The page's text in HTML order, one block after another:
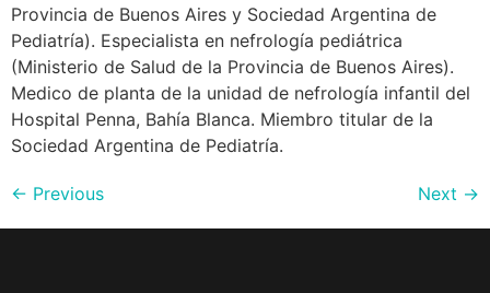
Provincia de Buenos Aires y Sociedad Argentina de
Pediatría). Especialista en nefrología pediátrica
(Ministerio de Salud de la Provincia de Buenos Aires).
Medico de planta de la unidad de nefrología infantil del
Hospital Penna, Bahía Blanca. Miembro titular de la
Sociedad Argentina de Pediatría.
← Previous Next →